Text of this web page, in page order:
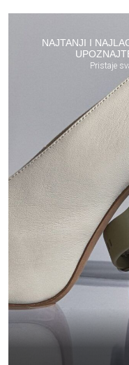
NAJTANJI I
Pristaje